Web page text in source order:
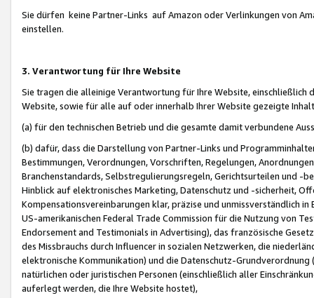
Sie dürfen keine Partner-Links auf Amazon oder Verlinkungen von
einstellen.
3. Verantwortung für Ihre Website
Sie tragen die alleinige Verantwortung für Ihre Website,
Website, sowie für alle auf oder innerhalb Ihrer Website gezeigte
(a) für den technischen Betrieb und die gesamte damit verbundene
(b) dafür, dass die Darstellung von Partner-Links und
Bestimmungen, Verordnungen, Vorschriften, Regelungen,
Branchenstandards, Selbstregulierungsregeln, Gerichtsurteilen und -
Hinblick auf elektronisches Marketing, Datenschutz und -sicherheit,
Kompensationsvereinbarungen klar, präzise und unmissverständlich
US-amerikanischen Federal Trade Commission für die Nutzung von
Endorsement and Testimonials in Advertising), das französische
des Missbrauchs durch Influencer in sozialen Netzwerken, die
elektronische Kommunikation) und die Datenschutz-
natürlichen oder juristischen Personen (einschließlich aller
auferlegt werden, die Ihre Website hostet),